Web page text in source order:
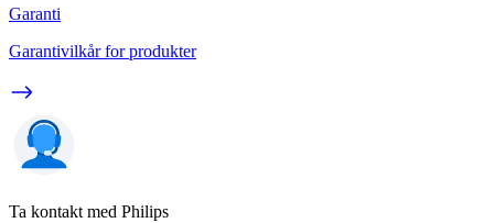
Garanti
Garantivilkår for produkter
Ta kontakt med Philips